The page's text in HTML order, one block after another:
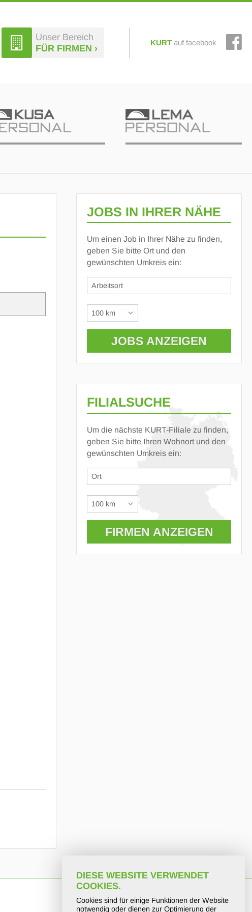
Unser Bereich
FÜR FIRMEN ›
KURT auf facebook
JOBS IN IHRER NÄHE
Um einen Job in Ihrer Nähe zu finden,
geben Sie bitte Ort und den
gewünschten Umkreis ein:
FILIALSUCHE
Um die nächste KURT-Filiale zu finden,
geben Sie bitte Ihren Wohnort und den
gewünschten Umkreis ein:
KURT Social Media
DIESE WEBSITE VERWENDET
COOKIES.
Cookies sind für einige Funktionen der Website
notwendig oder dienen zur Optimierung der